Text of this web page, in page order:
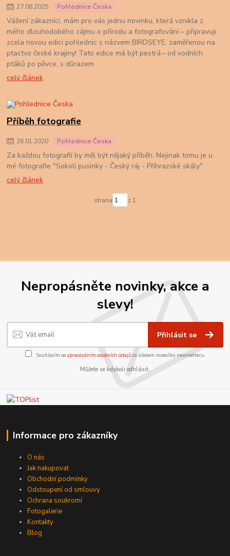
27.08.2025 Pohlednice Česka
Vážení zákazníci, mám pro vás jednu novinku, která vznikla z
mého dlouhodobého zájmu o přírodu a fotografování – připravuji
zcela novou edici pohlednic s názvem BIRDSEYE, zaměřenou na
ptactvo české krajiny! Tato edice má být pestrá – od vodních
ptáků po pěvce, s důrazem
celý článek
Příběh fotografie
26.01.2020 Pohlednice Česka
Za každou fotografií by měl být nějaký příběh. Nejinak tomu je u
mé fotografie "Sokolí pusinky - Český ráj - Příhrazské skály"
celý článek
strana z 1
Nepropásněte novinky, akce a
slevy!
Přihlásit se
Souhlasím se zpracováním osobních údajůza účelem rozesílky newsletteru.
Můžete se kdykoli odhlásit.
Informace pro zákazníky
O nás
Jak nakupovat
Obchodní podmínky
Odstoupení od smlouvy
Ochrana soukromí
Fotogalerie
Kontakty
Blog